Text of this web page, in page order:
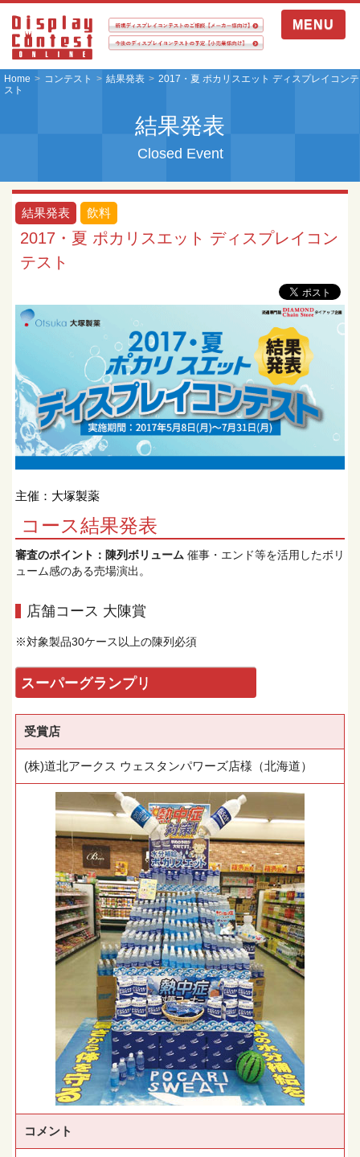
MENU
Home コンテスト 結果発表
2017・夏 ポカリスエット ディスプレイコンテ
スト
結果発表
Closed Event
結果発表 飲料
2017・夏 ポカリスエット ディスプレイコン
テスト
主催：大塚製薬
コース結果発表
審査のポイント：陳列ボリューム 催事・エンド等を活用したボリ
ューム感のある売場演出。
店舗コース 大陳賞
※対象製品30ケース以上の陳列必須
スーパーグランプリ
受賞店
(株)道北アークス ウェスタンパワーズ店様（北海道）
コメント